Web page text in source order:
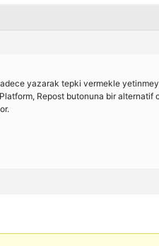
yazarak tepki vermekle
Repost butonuna bir alternatif